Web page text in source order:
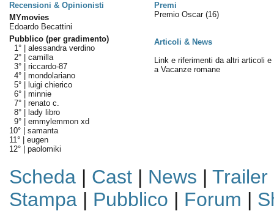
Recensioni & Opinionisti
Premi
MYmovies
Edoardo Becattini
Pubblico (per gradimento)
1° | alessandra verdino
2° | camilla
3° | riccardo-87
4° | mondolariano
5° |
luigi chierico
6° | minnie
7° | renato c.
8° |
lady libro
9° | emmylemmon xd
10° | samanta
11° | eugen
12° | paolomiki
Premio Oscar (16)
Articoli & News
Link e riferimenti da altri articoli e
a Vacanze romane
Scheda| Cast| News | Trailer
Stampa| Pubblico | Forum |